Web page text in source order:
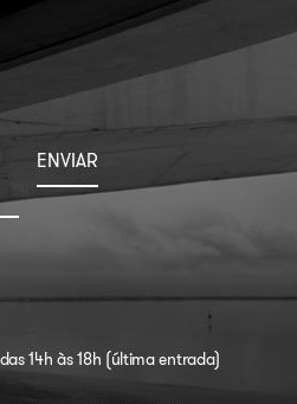
14h às 18h (última entrada)